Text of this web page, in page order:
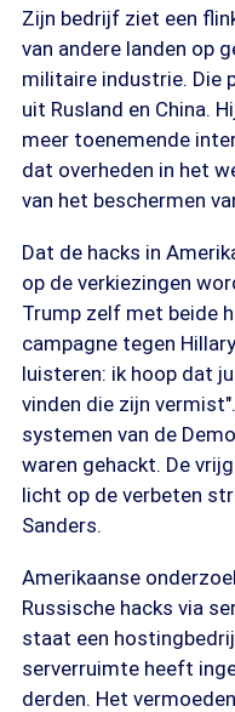
Zijn bedrijf ziet een
van andere landen op
militaire industrie. Die
uit Rusland en China.
meer toenemende
dat overheden in het
van het beschermen
Dat de hacks in
op de verkiezingen
Trump zelf met beide
campagne tegen
luisteren: ik hoop dat
vinden die zijn
systemen van de
waren gehackt. De
licht op de verbeten
Sanders.
Amerikaanse
Russische hacks via
staat een
serverruimte heeft
derden. Het